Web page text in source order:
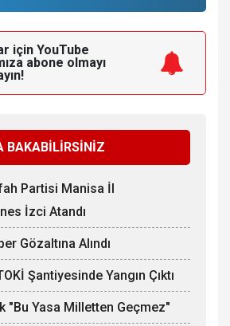
için YouTube
abone olmayı
BAKABİLİRSİNİZ
Partisi Manisa İl
İzci Atandı
Gözaltına Alındı
Şantiyesinde Yangın Çıktı
"Bu Yasa Milletten Geçmez"